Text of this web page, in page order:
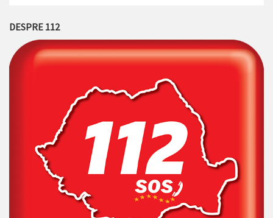
DESPRE 112